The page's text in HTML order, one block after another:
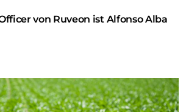
von Ruveon ist Alfonso Alba